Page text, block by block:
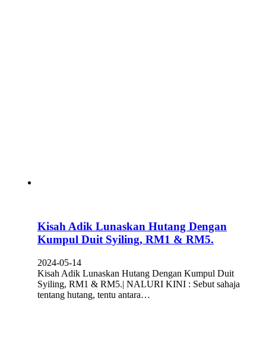
Kisah Adik Lunaskan Hutang Dengan
Kumpul Duit Syiling, RM1 & RM5.
2024-05-14
Kisah Adik Lunaskan Hutang Dengan Kumpul Duit
Syiling, RM1 & RM5.| NALURI KINI : Sebut sahaja
tentang hutang, tentu antara…